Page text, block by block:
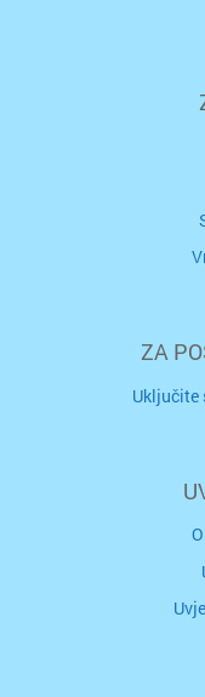
ZA
Uključite